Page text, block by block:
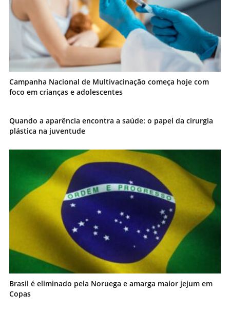
Campanha Nacional de Multivacinação começa hoje com
foco em crianças e adolescentes
Quando a aparência encontra a saúde: o papel da cirurgia
plástica na juventude
Brasil é eliminado pela Noruega e amarga maior jejum em
Copas